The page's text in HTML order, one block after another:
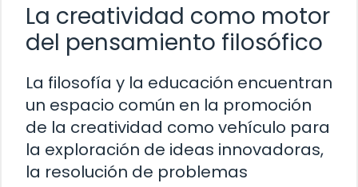
La creatividad como motor
del pensamiento filosófico
La filosofía y la educación encuentran
un espacio común en la promoción
de la creatividad como vehículo para
la exploración de ideas innovadoras,
la resolución de problemas